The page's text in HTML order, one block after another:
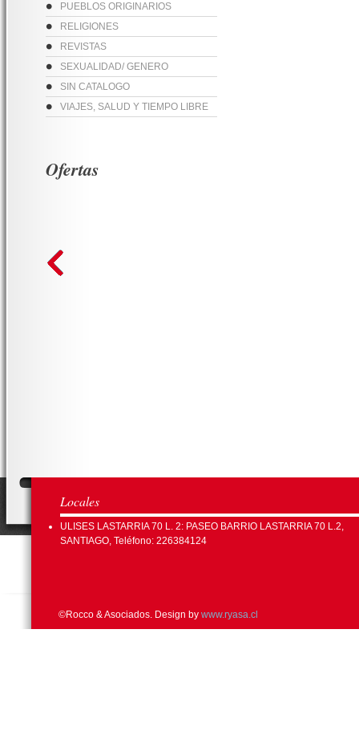
PUEBLOS ORIGINARIOS
RELIGIONES
REVISTAS
SEXUALIDAD/ GENERO
SIN CATALOGO
VIAJES, SALUD Y TIEMPO LIBRE
Ofertas
Locales
ULISES LASTARRIA 70 L. 2: PASEO BARRIO LASTARRIA 70 L.2,
SANTIAGO, Teléfono: 226384124
©Rocco & Asociados. Design by www.ryasa.cl